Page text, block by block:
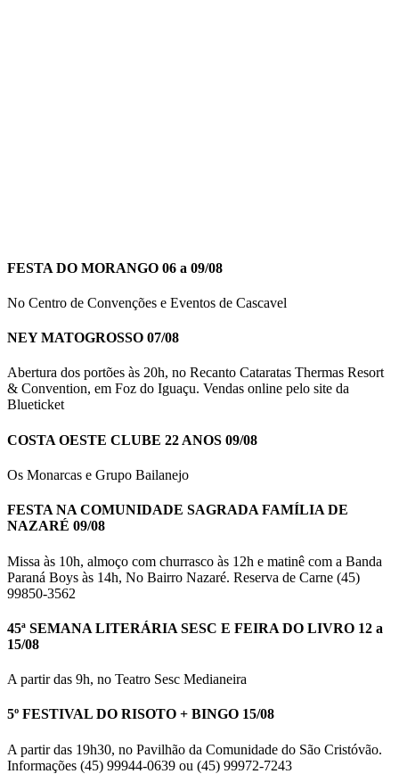
FESTA DO MORANGO 06 a 09/08
No Centro de Convenções e Eventos de Cascavel
NEY MATOGROSSO 07/08
Abertura dos portões às 20h, no Recanto Cataratas Thermas Resort
& Convention, em Foz do Iguaçu. Vendas online pelo site da
Blueticket
COSTA OESTE CLUBE 22 ANOS 09/08
Os Monarcas e Grupo Bailanejo
FESTA NA COMUNIDADE SAGRADA FAMÍLIA DE
NAZARÉ 09/08
Missa às 10h, almoço com churrasco às 12h e matinê com a Banda
Paraná Boys às 14h, No Bairro Nazaré. Reserva de Carne (45)
99850-3562
45ª SEMANA LITERÁRIA SESC E FEIRA DO LIVRO 12 a
15/08
A partir das 9h, no Teatro Sesc Medianeira
5º FESTIVAL DO RISOTO + BINGO 15/08
A partir das 19h30, no Pavilhão da Comunidade do São Cristóvão.
Informações (45) 99944-0639 ou (45) 99972-7243